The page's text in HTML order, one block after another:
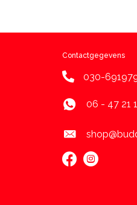
Contactgegevens
030-
06 - 47 21